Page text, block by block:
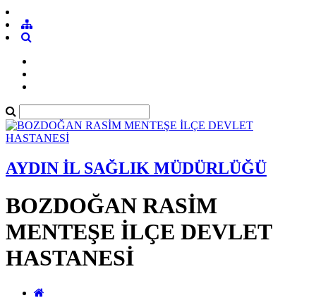
AYDIN İL SAĞLIK MÜDÜRLÜĞÜ
BOZDOĞAN RASİM
MENTEŞE İLÇE DEVLET
HASTANESİ